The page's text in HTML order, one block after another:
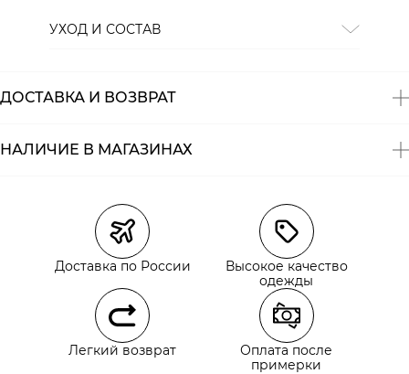
УХОД И СОСТАВ
ДОСТАВКА И ВОЗВРАТ
Курьерская доставка СДЭК
Самовывоз из пункта выдачи СДЭК
Самовывоз из наших магазинов
Курьерская доставка СДЭК
Самовывоз из пункта выдачи СДЭК
НАЛИЧИЕ В МАГАЗИНАХ
Доставка по России
Высокое качество
одежды
Легкий возврат
Оплата после
примерки